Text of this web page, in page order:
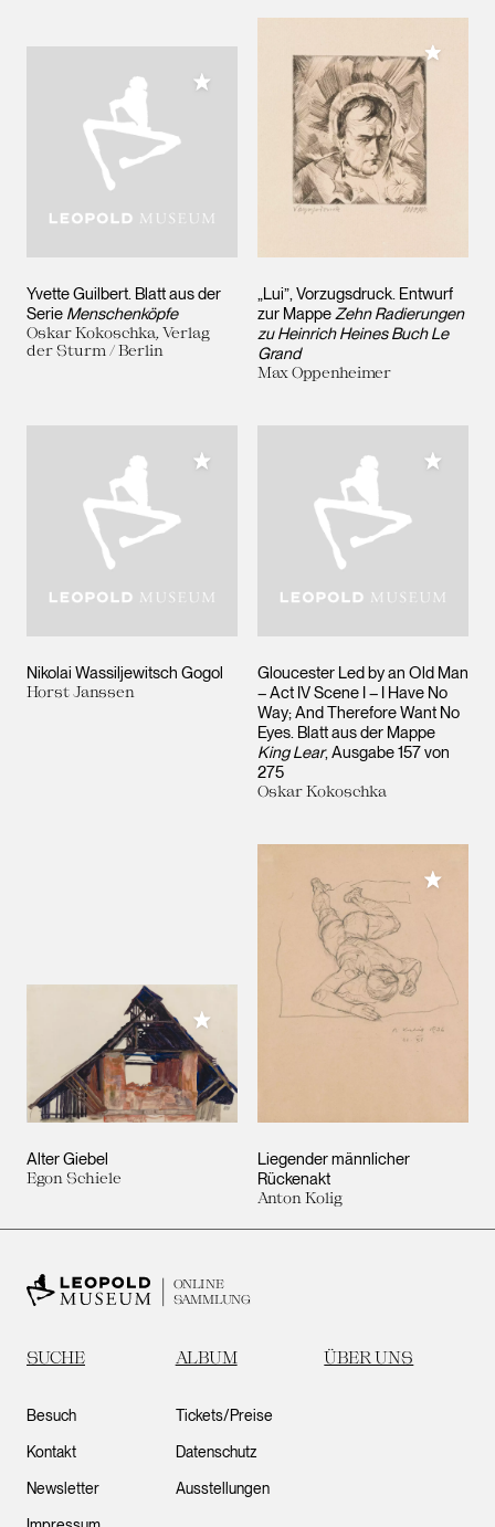
Yvette Guilbert. Blatt aus der
Serie Menschenköpfe
Oskar Kokoschka, Verlag
der Sturm / Berlin
Meiner Sammlung hinzufügen
„Lui”, Vorzugsdruck. Entwurf
zur MappeZehn Radierungen
zu Heinrich Heines Buch Le
Grand
Max Oppenheimer
Meiner
Nikolai Wassiljewitsch Gogol
Horst Janssen
Meiner Sammlung hinzufügen
Gloucester Led by an Old Man
– Act IV Scene I – I Have No
Way; And Therefore Want No
Eyes. Blatt aus der Mappe
King Lear, Ausgabe 157 von
275
Oskar Kokoschka
Meiner
Alter Giebel
Egon Schiele
Meiner Sammlung hinzufügen
Liegender männlicher
Rückenakt
Anton Kolig
Meiner
ONLINE
SAMMLUNG
SUCHE ALBUM ÜBER UNS
Besuch
Kontakt
Newsletter
Tickets/Preise
Datenschutz
Ausstellungen